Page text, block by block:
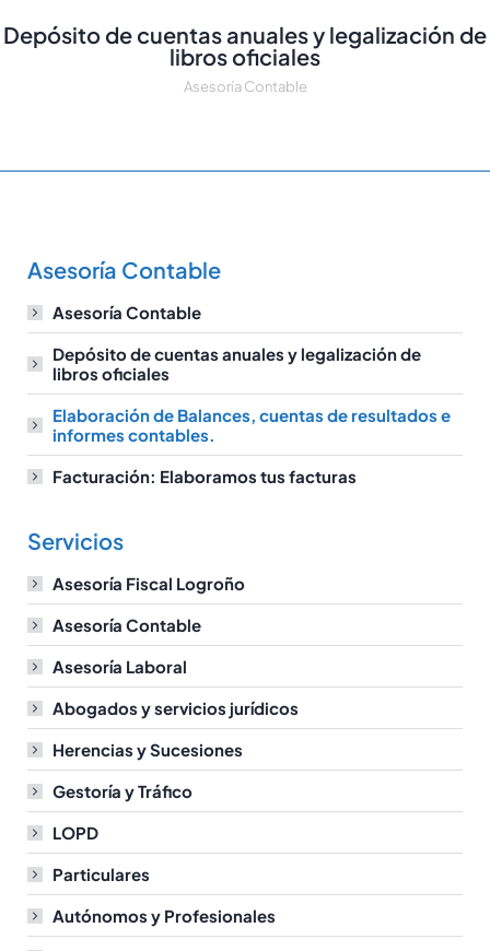
Depósito de cuentas anuales y legalización de
libros oficiales
Asesoría Contable
Asesoría Contable
Asesoría Contable
Depósito de cuentas anuales y legalización de
libros oficiales
Elaboración de Balances, cuentas de resultados e
informes contables.
Facturación: Elaboramos tus facturas
Servicios
Asesoría Fiscal Logroño
Asesoría Contable
Asesoría Laboral
Abogados y servicios jurídicos
Herencias y Sucesiones
Gestoría y Tráfico
LOPD
Particulares
Autónomos y Profesionales